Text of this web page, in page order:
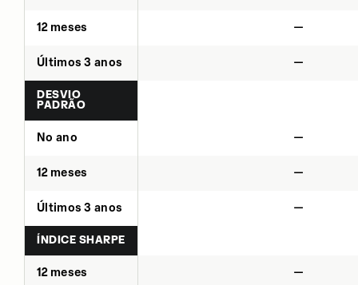
12 meses —
Últimos 3 anos —
DESVIO
PADRÃO
No ano —
12 meses —
Últimos 3 anos —
ÍNDICE SHARPE
12 meses —